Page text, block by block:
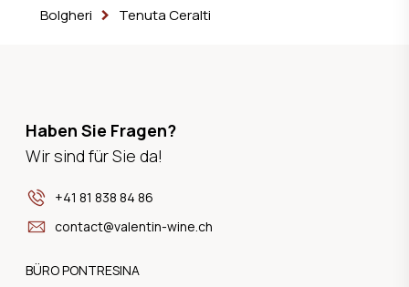
Bolgheri
Tenuta Ceralti
Haben Sie Fragen?
Wir sind für Sie da!
+41 81 838 84 86
contact@valentin-wine.ch
BÜRO PONTRESINA